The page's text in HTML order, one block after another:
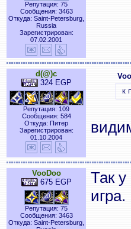
Репутация: 75
Сообщения: 3463
Откуда: Saint-Petersburg,
Russia
Зарегистрирован:
07.02.2001
d(@)c
324 EGP
Репутация: 109
Сообщения: 584
Откуда: Питер
Зарегистрирован:
01.10.2004
к
VooDoo
675 EGP
Репутация: 75
Сообщения: 3463
Откуда: Saint-Petersburg,
Так
игра.